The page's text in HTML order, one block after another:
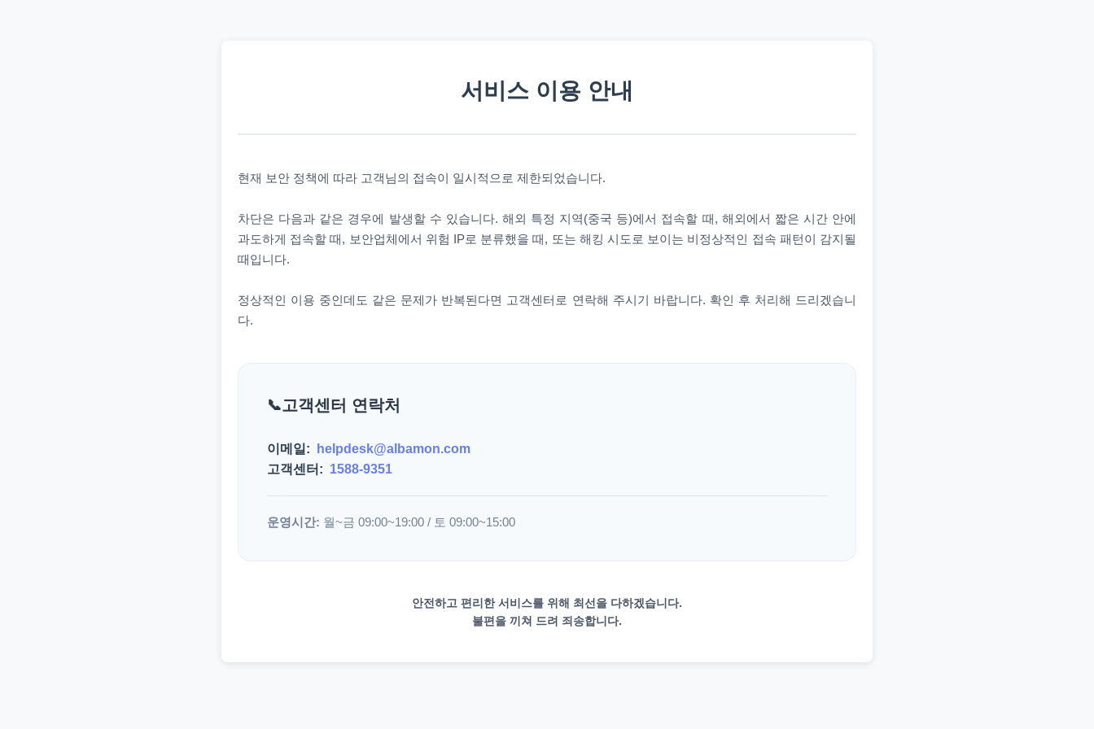
서비스 이용 안내
현재 보안 정책에 따라 고객님의 접속이 일시적으로 제한되었습니다.
차단은 다음과 같은 경우에 발생할 수 있습니다. 해외 특정 지역(중국 등)에서 접속할 때, 해외에서 짧은 시간 안에
과도하게 접속할 때, 보안업체에서 위험 IP로 분류했을 때, 또는 해킹 시도로 보이는 비정상적인 접속 패턴이 감지될
때입니다.
정상적인 이용 중인데도 같은 문제가 반복된다면 고객센터로 연락해 주시기 바랍니다. 확인 후 처리해 드리겠습니
다.
고객센터 연락처
이메일:
helpdesk@albamon.com
고객센터: 1588-9351
운영시간: 월~금 09:00~19:00 / 토 09:00~15:00
안전하고 편리한 서비스를 위해 최선을 다하겠습니다.
불편을 끼쳐 드려 죄송합니다.